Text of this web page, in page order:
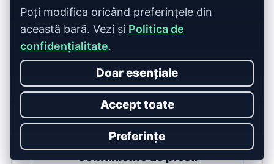
Advertoriale
Promovare comercială, link building.
Comunicate de presă
Poți modifica oricând preferințele din
această bară. Vezi și Politica de
confidențialitate.
Doar esențiale
Accept toate
Preferințe